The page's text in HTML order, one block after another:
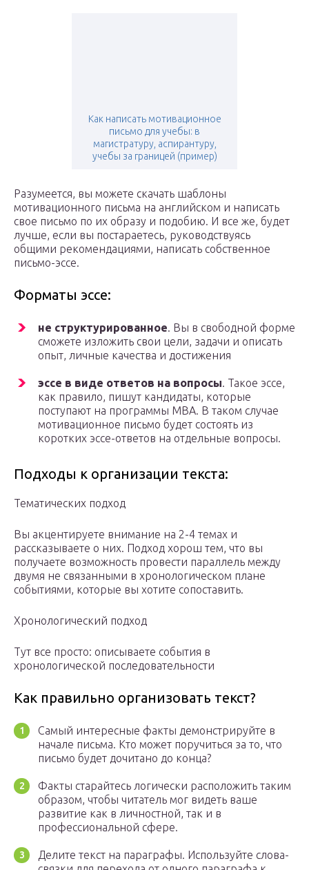
Как написать мотивационное
письмо для учебы: в
магистратуру, аспирантуру,
учебы за границей (пример)
Разумеется, вы можете скачать шаблоны
мотивационного письма на английском и написать
свое письмо по их образу и подобию. И все же, будет
лучше, если вы постараетесь, руководствуясь
общими рекомендациями, написать собственное
письмо-эссе.
Форматы эссе:
не структурированное. Вы в свободной форме
сможете изложить свои цели, задачи и описать
опыт, личные качества и достижения
эссе в виде ответов на вопросы. Такое эссе,
как правило, пишут кандидаты, которые
поступают на программы MBA. В таком случае
мотивационное письмо будет состоять из
коротких эссе-ответов на отдельные вопросы.
Подходы к организации текста:
Тематических подход
Вы акцентируете внимание на 2-4 темах и
рассказываете о них. Подход хорош тем, что вы
получаете возможность провести параллель между
двумя не связанными в хронологическом плане
событиями, которые вы хотите сопоставить.
Хронологический подход
Тут все просто: описываете события в
хронологической последовательности
Как правильно организовать текст?
Самый интересные факты демонстрируйте в
начале письма. Кто может поручиться за то, что
письмо будет дочитано до конца?
Факты старайтесь логически расположить таким
образом, чтобы читатель мог видеть ваше
развитие как в личностной, так и в
профессиональной сфере.
Делите текст на параграфы. Используйте слова-